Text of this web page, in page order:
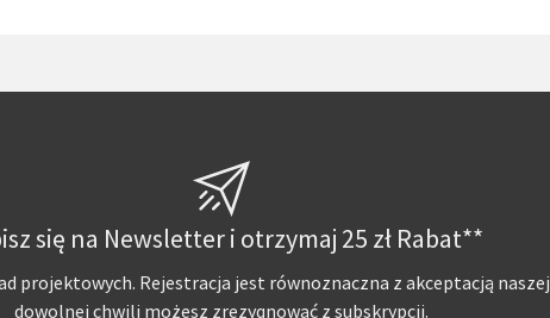
się na Newsletter i otrzymaj 25 zł Rabat**
projektowych. Rejestracja jest równoznaczna z akceptacją naszej
dowolnej chwili możesz zrezygnować z subskrypcji.